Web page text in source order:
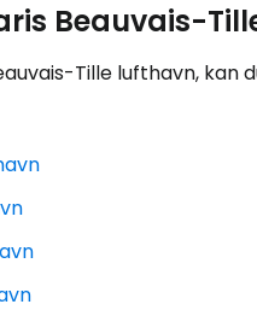
Beauvais-
Tille lufthavn,
Fortsett med